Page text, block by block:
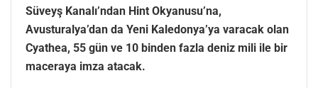
Süveyş Kanalı’ndan Hint Okyanusu’na,
Avusturalya’dan da Yeni Kaledonya’ya varacak olan
Cyathea, 55 gün ve 10 binden fazla deniz mili ile bir
maceraya imza atacak.